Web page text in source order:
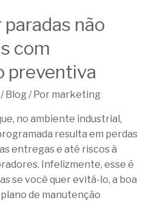
não
com
preventiva
/Blog/ Por marketing
no ambiente industrial,
resulta em perdas
entregas e até riscos à
Infelizmente, esse é
se você quer evitá-lo, a boa
de manutenção